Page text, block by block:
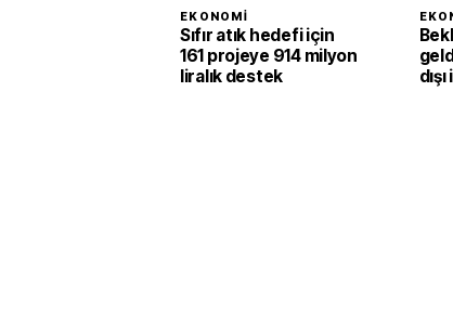
EKONOMI
Sıfır atık hedefi için
161 projeye 914 milyon
liralık destek